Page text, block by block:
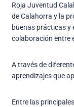
Roja Juventud
de Calahorra y la
buenas prácticas y
colaboración entre
A través de
aprendizajes que
Entre las